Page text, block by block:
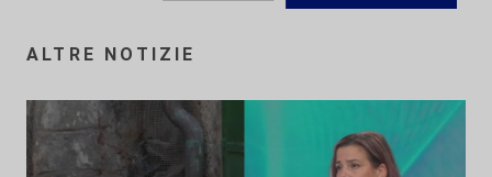
ALTRE NOTIZIE